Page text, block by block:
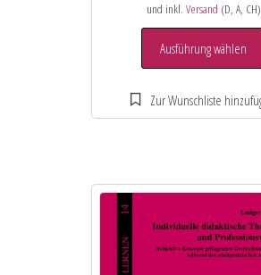
und inkl. Versand (D, A, CH)
Ausführung wählen